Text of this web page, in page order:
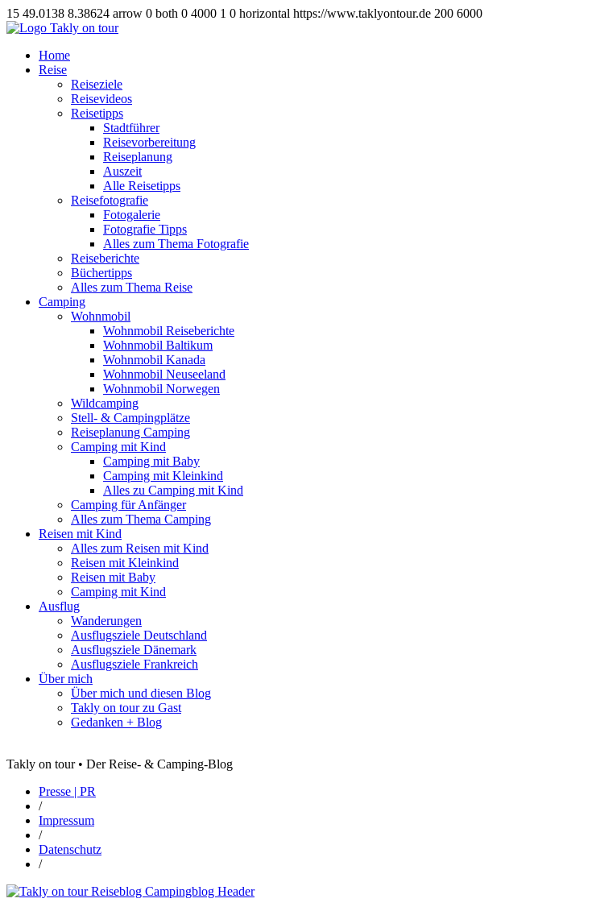
15 49.0138 8.38624 arrow 0 both 0 4000 1 0 horizontal https://www.taklyontour.de 200 6000
Home
Reise
Reiseziele
Reisevideos
Reisetipps
Stadtführer
Reisevorbereitung
Reiseplanung
Auszeit
Alle Reisetipps
Reisefotografie
Fotogalerie
Fotografie Tipps
Alles zum Thema Fotografie
Reiseberichte
Büchertipps
Alles zum Thema Reise
Camping
Wohnmobil
Wohnmobil Reiseberichte
Wohnmobil Baltikum
Wohnmobil Kanada
Wohnmobil Neuseeland
Wohnmobil Norwegen
Wildcamping
Stell- & Campingplätze
Reiseplanung Camping
Camping mit Kind
Camping mit Baby
Camping mit Kleinkind
Alles zu Camping mit Kind
Camping für Anfänger
Alles zum Thema Camping
Reisen mit Kind
Alles zum Reisen mit Kind
Reisen mit Kleinkind
Reisen mit Baby
Camping mit Kind
Ausflug
Wanderungen
Ausflugsziele Deutschland
Ausflugsziele Dänemark
Ausflugsziele Frankreich
Über mich
Über mich und diesen Blog
Takly on tour zu Gast
Gedanken + Blog
Takly on tour • Der Reise- & Camping-Blog
Presse | PR
/
Impressum
/
Datenschutz
/